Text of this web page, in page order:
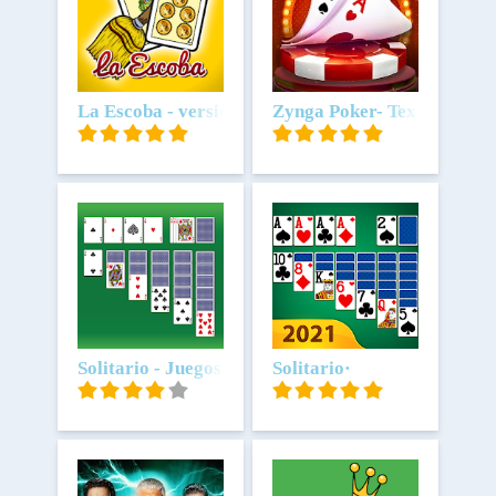
Scarica
La Escoba - versión española
Scarica
Zynga Poker- Texas
Scarica
Solitario - Juegos de CartasScarica
Solitario·